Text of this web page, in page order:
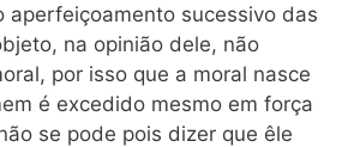
aperfeiçoamento sucessivo das
na opinião dele, não
por isso que a moral nasce
é excedido mesmo em força
se pode pois dizer que êle